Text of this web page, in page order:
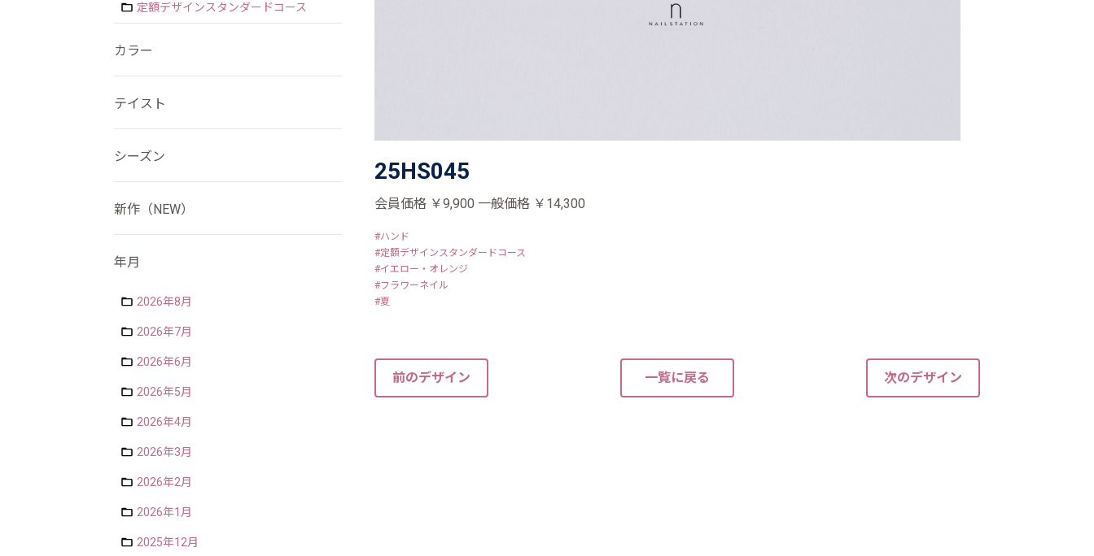
定額デザインスタンダードコース
カラー
テイスト
シーズン
新作（NEW）
年月
2026年8月
2026年7月
2026年6月
2026年5月
2026年4月
2026年3月
2026年2月
2026年1月
2025年12月
25HS045
会員価格 ￥9,900 一般価格 ￥14,300
ハンド
定額デザインスタンダードコース
イエロー・オレンジ
フラワーネイル
夏
前のデザイン 一覧に戻る 次のデザイン